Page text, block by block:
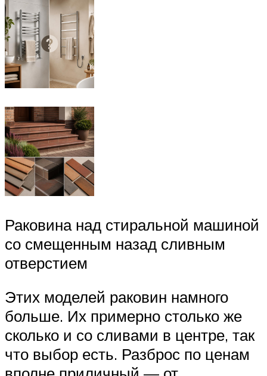
Раковина над стиральной машиной
со смещенным назад сливным
отверстием
Этих моделей раковин намного
больше. Их примерно столько же
сколько и со сливами в центре, так
что выбор есть. Разброс по ценам